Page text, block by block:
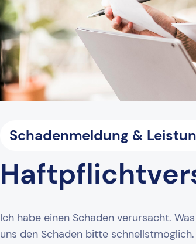
Schadenmeldung &
Ich habe einen Schaden verursacht.
uns den Schaden bitte schnellstmöglich.